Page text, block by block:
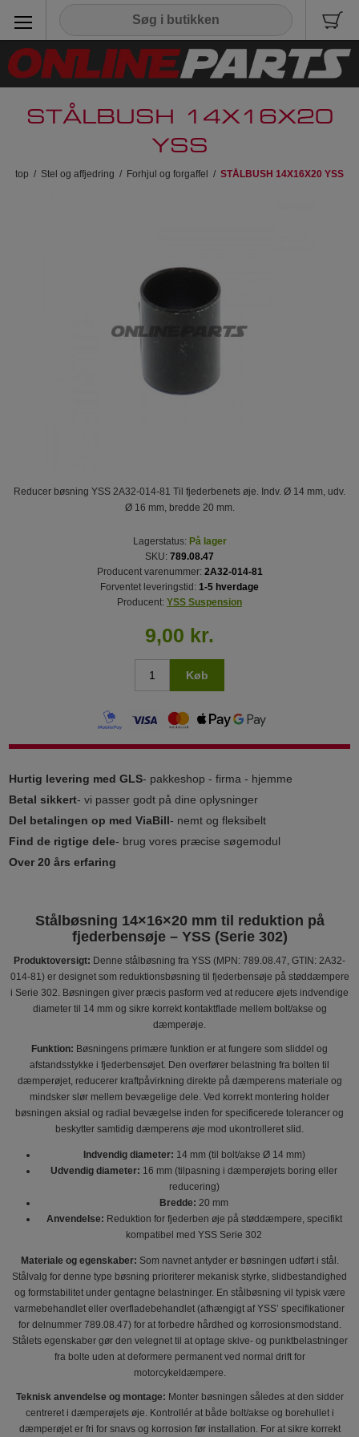
STÅLBUSH 14X16X20
YSS
top / Stel og affjedring / Forhjul og forgaffel / STÅLBUSH 14X16X20 YSS
Reducer bøsning YSS 2A32-014-81 Til fjederbenets øje. Indv. Ø 14 mm, udv.
Ø 16 mm, bredde 20 mm.
Lagerstatus: På lager
SKU: 789.08.47
Producent varenummer: 2A32-014-81
Forventet leveringstid: 1-5 hverdage
Producent: YSS Suspension
9,00 kr.
Køb
Hurtig levering med GLS- pakkeshop - firma - hjemme
Betal sikkert- vi passer godt på dine oplysninger
Del betalingen op med ViaBill- nemt og fleksibelt
Find de rigtige dele- brug vores præcise søgemodul
Over 20 års erfaring
Stålbøsning 14×16×20 mm til reduktion på
fjederbensøje – YSS (Serie 302)
Produktoversigt: Denne stålbøsning fra YSS (MPN: 789.08.47, GTIN: 2A32-
014-81) er designet som reduktionsbøsning til fjederbensøje på støddæmpere
i Serie 302. Bøsningen giver præcis pasform ved at reducere øjets indvendige
diameter til 14 mm og sikre korrekt kontaktflade mellem bolt/akse og
dæmperøje.
Funktion: Bøsningens primære funktion er at fungere som sliddel og
afstandsstykke i fjederbensøjet. Den overfører belastning fra bolten til
dæmperøjet, reducerer kraftpåvirkning direkte på dæmperens materiale og
mindsker slør mellem bevægelige dele. Ved korrekt montering holder
bøsningen aksial og radial bevægelse inden for specificerede tolerancer og
beskytter samtidig dæmperens øje mod ukontrolleret slid.
Indvendig diameter: 14 mm (til bolt/akse Ø 14 mm)
Udvendig diameter: 16 mm (tilpasning i dæmperøjets boring eller
reducering)
Bredde: 20 mm
Anvendelse: Reduktion for fjederben øje på støddæmpere, specifikt
kompatibel med YSS Serie 302
Materiale og egenskaber: Som navnet antyder er bøsningen udført i stål.
Stålvalg for denne type bøsning prioriterer mekanisk styrke, slidbestandighed
og formstabilitet under gentagne belastninger. En stålbøsning vil typisk være
varmebehandlet eller overfladebehandlet (afhængigt af YSS’ specifikationer
for delnummer 789.08.47) for at forbedre hårdhed og korrosionsmodstand.
Stålets egenskaber gør den velegnet til at optage skive- og punktbelastninger
fra bolte uden at deformere permanent ved normal drift for
motorcykeldæmpere.
Teknisk anvendelse og montage: Monter bøsningen således at den sidder
centreret i dæmperøjets øje. Kontrollér at både bolt/akse og borehullet i
dæmperøjet er fri for snavs og korrosion før installation. For at sikre korrekt